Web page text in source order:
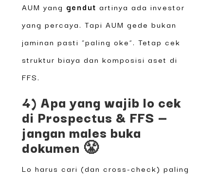
AUM yang gendut artinya ada investor
yang percaya. Tapi AUM gede bukan
jaminan pasti “paling oke”. Tetap cek
struktur biaya dan komposisi aset di
FFS.
4) Apa yang wajib lo cek
di Prospectus & FFS —
jangan males buka
dokumen 😤
Lo harus cari (dan cross-check) paling